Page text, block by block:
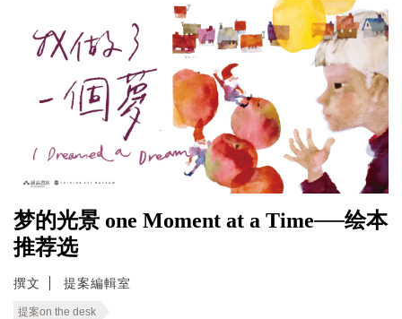
梦的光景 one Moment at a Time──绘本
推荐选
撰文 提案編輯室
提案on the desk